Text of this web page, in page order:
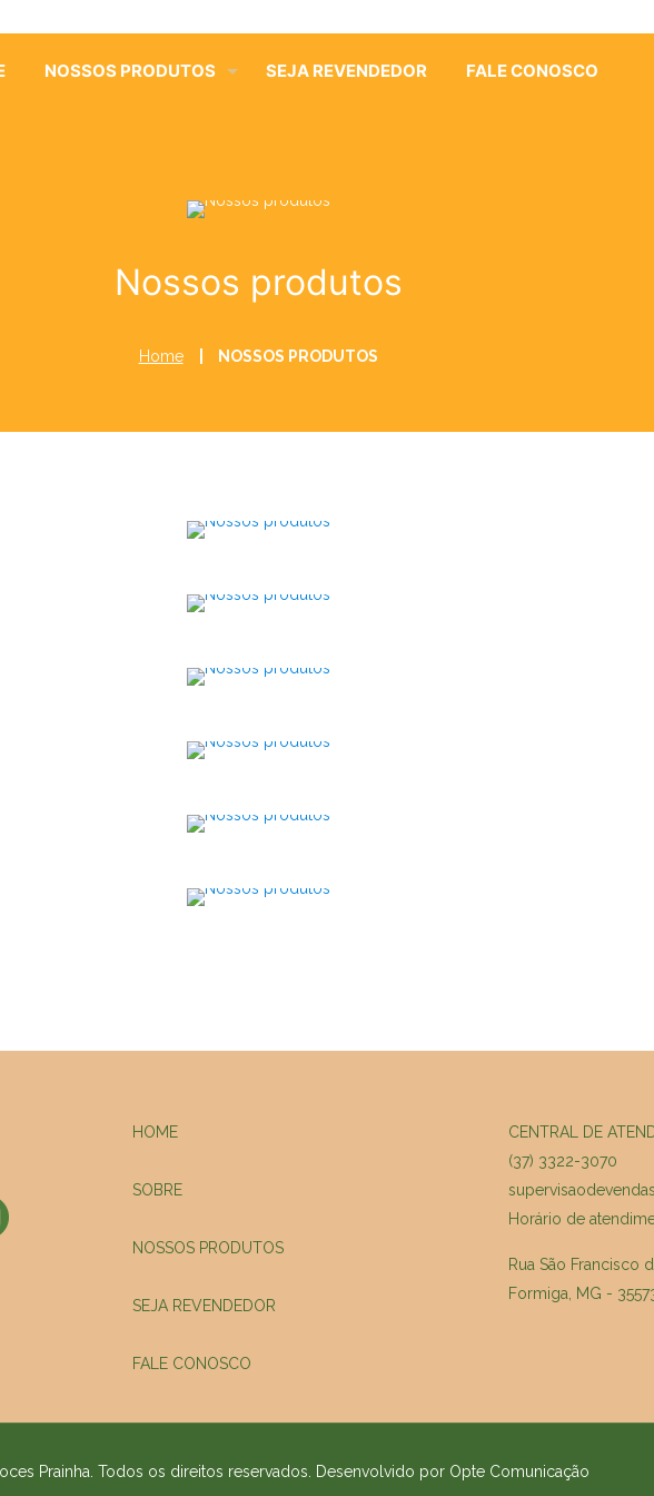
NOSSOS PRODUTOS SEJA REVENDEDOR FALE CONOSCO
Nossos produtos
Home NOSSOS PRODUTOS
HOME
SOBRE
NOSSOS PRODUTOS
SEJA REVENDEDOR
FALE CONOSCO
CENTRAL DE
(37) 3322-3070
Horário de
Rua São Francisco
Formiga, MG -
Prainha. Todos os direitos reservados. Desenvolvido por Opte Comunicação